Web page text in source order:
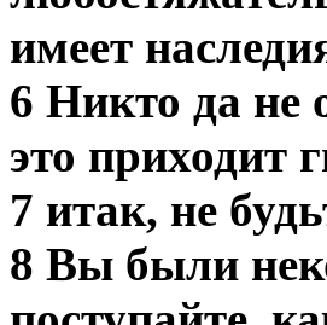
имеет
6 Никто да не
это приходит
7 итак, не
8 Вы были